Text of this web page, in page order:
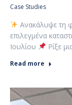
Case Studies
Ανακάλυψε τη
επιλεγμένα
Ιουλίου
Ρίξε
Read more